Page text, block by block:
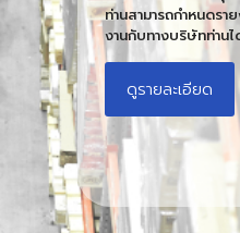
ท่านสามารถกำหนดรา
งานกับทางบริษัทท่าน
ดูรายละเอียด